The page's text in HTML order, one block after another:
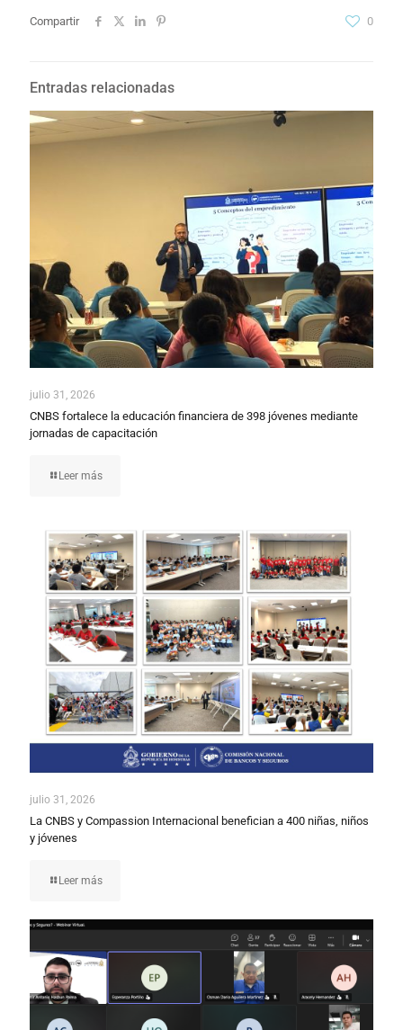
Compartir 0
Entradas relacionadas
julio 31, 2026
CNBS fortalece la educación financiera de 398 jóvenes mediante
jornadas de capacitación
Leer más
julio 31, 2026
La CNBS y Compassion Internacional benefician a 400 niñas, niños
y jóvenes
Leer más